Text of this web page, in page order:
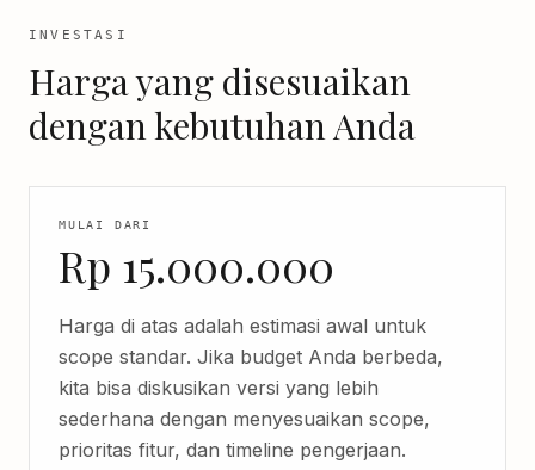
INVESTASI
Harga yang disesuaikan
dengan kebutuhan Anda
MULAI DARI
Rp 15.000.000
Harga di atas adalah estimasi awal untuk
scope standar. Jika budget Anda berbeda,
kita bisa diskusikan versi yang lebih
sederhana dengan menyesuaikan scope,
prioritas fitur, dan timeline pengerjaan.